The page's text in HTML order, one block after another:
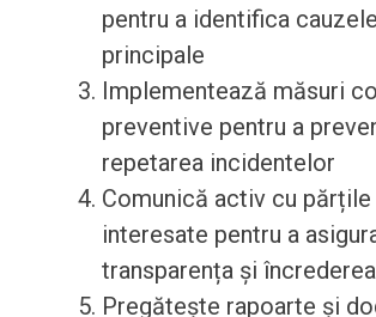
pentru a identifica cauzele
principale
Implementează măsuri
preventive pentru a
repetarea incidentelor
Comunică activ cu părțile
interesate pentru a
transparența și încrederea
Pregătește rapoarte și